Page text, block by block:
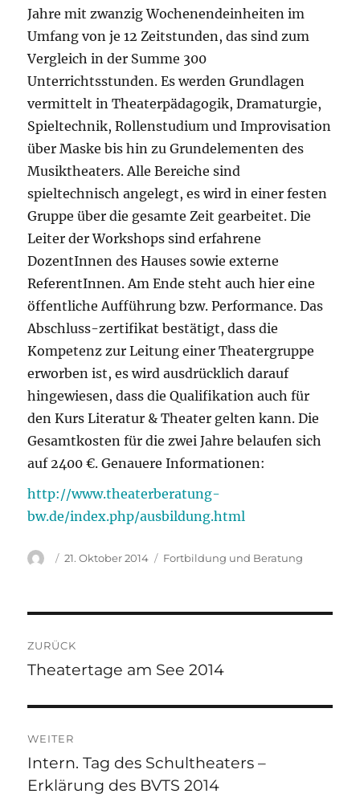
Jahre mit zwanzig Wochenendeinheiten im
Umfang von je 12 Zeitstunden, das sind zum
Vergleich in der Summe 300
Unterrichtsstunden. Es werden Grundlagen
vermittelt in Theaterpädagogik, Dramaturgie,
Spieltechnik, Rollenstudium und Improvisation
über Maske bis hin zu Grundelementen des
Musiktheaters. Alle Bereiche sind
spieltechnisch angelegt, es wird in einer festen
Gruppe über die gesamte Zeit gearbeitet. Die
Leiter der Workshops sind erfahrene
DozentInnen des Hauses sowie externe
ReferentInnen. Am Ende steht auch hier eine
öffentliche Aufführung bzw. Performance. Das
Abschluss-zertifikat bestätigt, dass die
Kompetenz zur Leitung einer Theatergruppe
erworben ist, es wird ausdrücklich darauf
hingewiesen, dass die Qualifikation auch für
den Kurs Literatur & Theater gelten kann. Die
Gesamtkosten für die zwei Jahre belaufen sich
auf 2400 €. Genauere Informationen:
http://www.theaterberatung-
bw.de/index.php/ausbildung.html
AutorVeröffentlicht
21. Oktober 2014 Kategorien
Fortbildung und Beratung
ZURÜCK
Vorheriger
Theatertage am See 2014
WEITER
Nächster
Beitrag:
Intern. Tag des Schultheaters –
Erklärung des BVTS 2014